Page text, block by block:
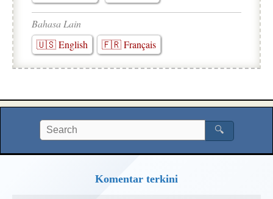
Bahasa Lain
🇺🇸 English
🇫🇷 Français
🔍
Komentar terkini